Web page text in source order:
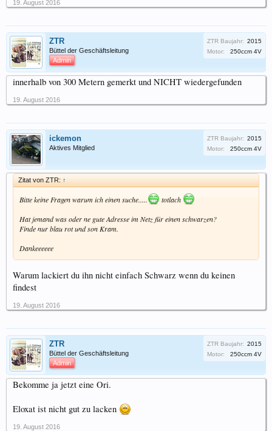
19. August 2016
ZTR
Büttel der Geschäftsleitung
Admin
ZTR Baujahr: 2015
Motor:
250ccm 4V
innerhalb von 300 Metern gemerkt und NICHT wiedergefunden
19. August 2016
ickemon
Aktives Mitglied
ZTR Baujahr: 2015
Motor:
250ccm 4V
Zitat von ZTR: ↑
Bitte keine Fragen warum ich einen suche.....
totlach
Hat jemand was oder ne gute Adresse im Netz für einen schwarzen?
Finde nur blau rot und son Kram.
Dankeeeeee
Warum lackiert du ihn nicht einfach Schwarz wenn du keinen
findest
19. August 2016
ZTR
Büttel der Geschäftsleitung
Admin
ZTR Baujahr: 2015
Motor:
250ccm 4V
Bekomme ja jetzt eine Ori.
Eloxat ist nicht gut zu lacken
19. August 2016